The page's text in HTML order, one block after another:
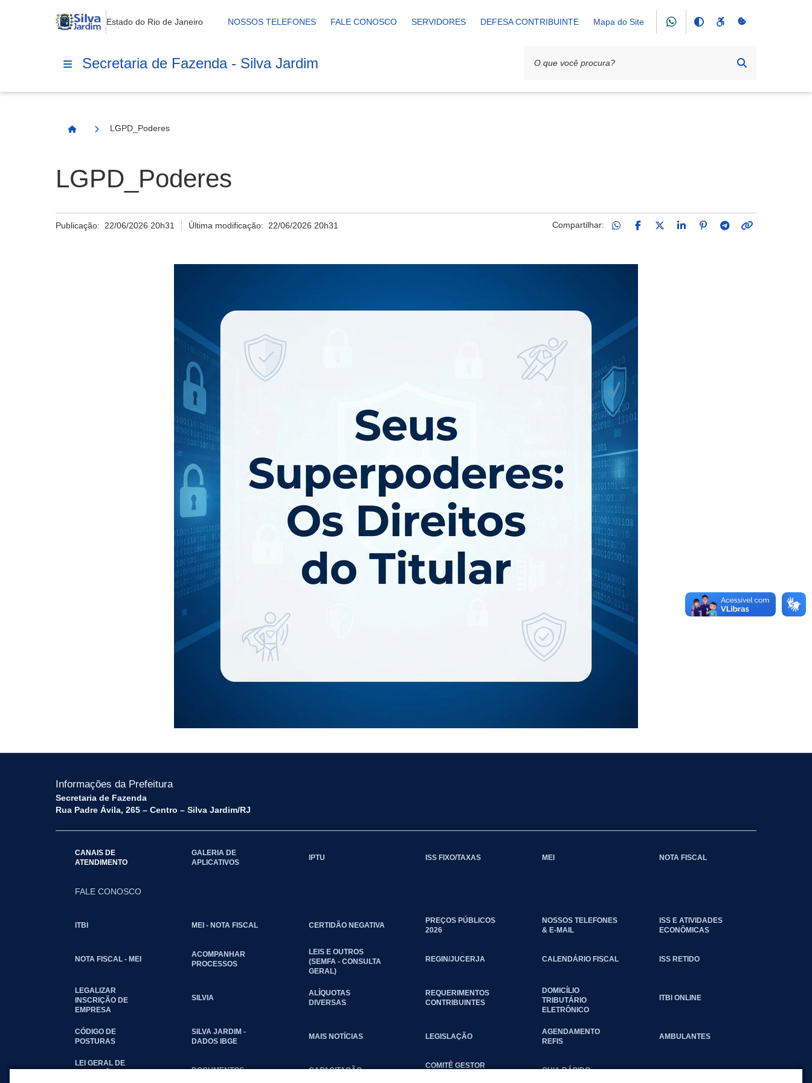
Estado do Rio de Janeiro NOSSOS TELEFONES FALE CONOSCO SERVIDORES DEFESA CONTRIBUINTE Mapa do Site
Secretaria de Fazenda - Silva Jardim
Página Inicial
LGPD_Poderes
LGPD_Poderes
Publicação: 22/06/2026 20h31 Última modificação: 22/06/2026 20h31 Compartilhar:
Informações da Prefeitura
Secretaria de Fazenda
Rua Padre Ávila, 265 – Centro – Silva Jardim/RJ
CANAIS DE
ATENDIMENTO
FALE CONOSCO
GALERIA DE
APLICATIVOS
IPTU ISS FIXO/TAXAS MEI NOTA FISCAL
ITBI MEI - NOTA FISCAL CERTIDÃO NEGATIVA
PREÇOS PÚBLICOS
2026
NOSSOS TELEFONES
& E-MAIL
ISS E ATIVIDADES
ECONÔMICAS
NOTA FISCAL - MEI
ACOMPANHAR
PROCESSOS
LEIS E OUTROS
(SEMFA - CONSULTA
GERAL)
REGIN/JUCERJA CALENDÁRIO FISCAL ISS RETIDO
LEGALIZAR
INSCRIÇÃO DE
EMPRESA
SILVIA
ALÍQUOTAS
DIVERSAS
REQUERIMENTOS
CONTRIBUINTES
DOMICÍLIO
TRIBUTÁRIO
ELETRÔNICO
ITBI ONLINE
CÓDIGO DE
POSTURAS
SILVA JARDIM -
DADOS IBGE
MAIS NOTÍCIAS LEGISLAÇÃO
AGENDAMENTO
REFIS
AMBULANTES
LEI GERAL DE
DOCUMENTOS CAPACITAÇÃO
COMITÊ GESTOR
GUIA RÁPIDO